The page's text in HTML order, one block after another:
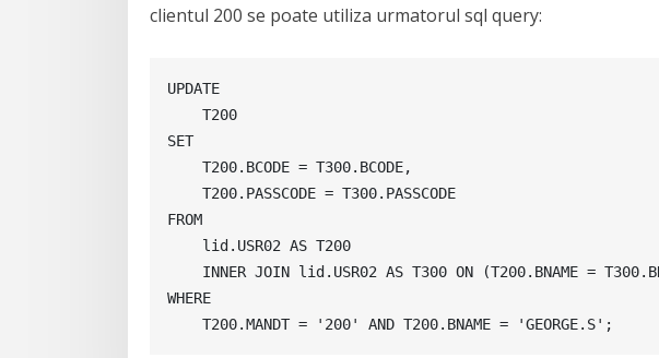
clientul 200 se poate utiliza urmatorul sql query:
UPDATE
    T200
SET
    T200.BCODE = T300.BCODE,
    T200.PASSCODE = T300.PASSCODE
FROM
    lid.USR02 AS T200
INNER JOIN lid.USR02 AS T300 ON (T200.BNAME =
WHERE
    T200.MANDT = '200' AND T200.BNAME = 'GEORGE.S';